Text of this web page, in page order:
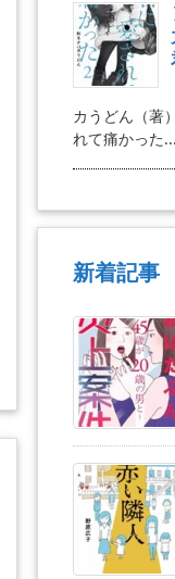
カうどん（著
れて痛かった...
新着記事